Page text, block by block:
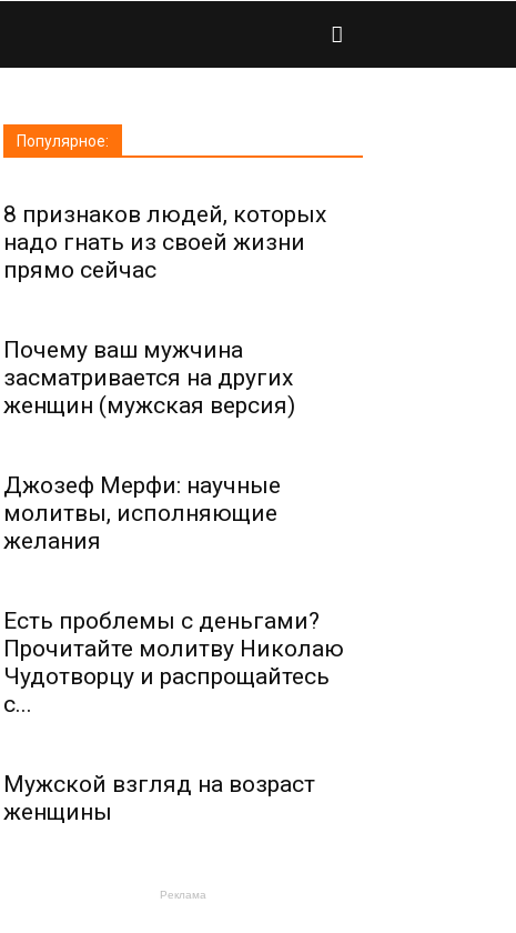
Популярное:
8 признаков людей, которых
надо гнать из своей жизни
прямо сейчас
Почему ваш мужчина
засматривается на других
женщин (мужская версия)
Джозеф Мерфи: научные
молитвы, исполняющие
желания
Есть проблемы с деньгами?
Прочитайте молитву Николаю
Чудотворцу и распрощайтесь
с...
Мужской взгляд на возраст
женщины
Реклама